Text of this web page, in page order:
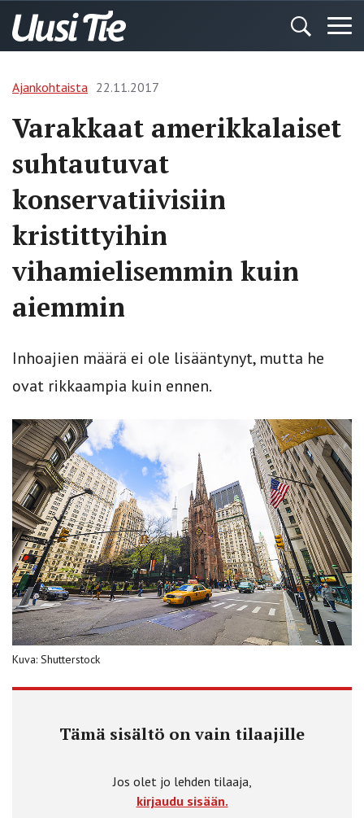
Ajankohtaista 22.11.2017
Varakkaat amerikkalaiset
suhtautuvat
konservatiivisiin
kristittyihin
vihamielisemmin kuin
aiemmin
Inhoajien määrä ei ole lisääntynyt, mutta he
ovat rikkaampia kuin ennen.
Kuva: Shutterstock
Tämä sisältö on vain tilaajille
Jos olet jo lehden tilaaja,
kirjaudu sisään.